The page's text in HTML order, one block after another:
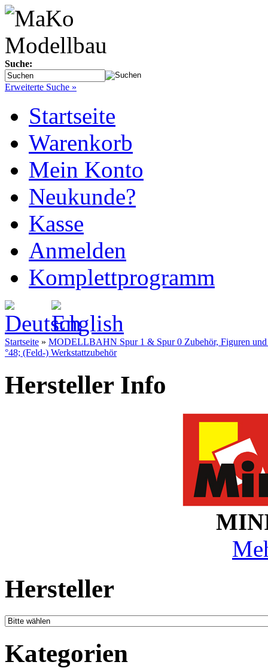
Suche:
Erweiterte Suche »
Startseite
Warenkorb
Mein Konto
Neukunde?
Kasse
Anmelden
Komplettprogramm
Startseite » MODELLBAHN Spur 1 & Spur 0 Zubehör, Figuren und
°48; (Feld-) Werkstattzubehör
Hersteller Info
Hersteller
Kategorien